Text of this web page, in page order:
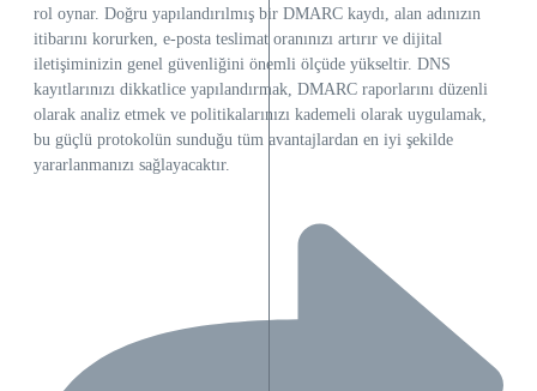
rol oynar. Doğru yapılandırılmış bir DMARC kaydı, alan adınızın
itibarını korurken, e-posta teslimat oranınızı artırır ve dijital
iletişiminizin genel güvenliğini önemli ölçüde yükseltir. DNS
kayıtlarınızı dikkatlice yapılandırmak, DMARC raporlarını düzenli
olarak analiz etmek ve politikalarınızı kademeli olarak uygulamak,
bu güçlü protokolün sunduğu tüm avantajlardan en iyi şekilde
yararlanmanızı sağlayacaktır.